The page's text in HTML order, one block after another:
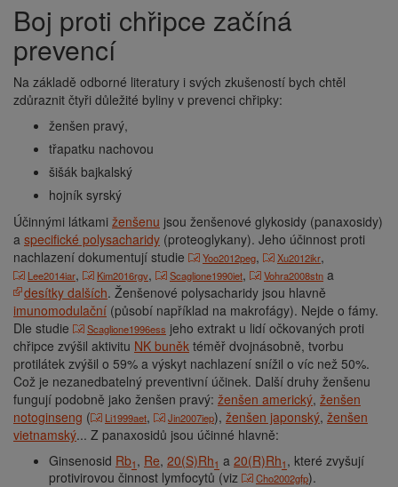
Boj proti chřipce začíná
prevencí
Na základě odborné literatury i svých zkušeností bych chtěl
zdůraznit čtyři důležité byliny v prevenci chřipky:
ženšen pravý,
třapatku nachovou
šišák bajkalský
hojník syrský
Účinnými látkami ženšenu jsou ženšenové glykosidy (panaxosidy)
a specifické polysacharidy (proteoglykany). Jeho účinnost proti
nachlazení dokumentují studie
Yoo2012peg, Xu2012ikr,
Lee2014iar, Kim2016rgv, Scaglione1990iet, Vohra2008stn a
desítky dalších. Ženšenové polysacharidy jsou hlavně
imunomodulační (působí například na makrofágy). Nejde o fámy.
Dle studie
Scaglione1996ess jeho extrakt u lidí očkovaných proti
chřipce zvýšil aktivitu NK buněk téměř dvojnásobně, tvorbu
protilátek zvýšil o 59% a výskyt nachlazení snížil o víc než 50%.
Což je nezanedbatelný preventivní účinek. Další druhy ženšenu
fungují podobně jako ženšen pravý: ženšen americký, ženšen
notoginseng ( Li1999aet, Jin2007iep), ženšen japonský, ženšen
vietnamský... Z panaxosidů jsou účinné hlavně:
Ginsenosid Rb1 , Re, 20(S)Rh1 a 20(R)Rh1 , které zvyšují
protivirovou činnost lymfocytů (viz
Cho2002gfp).